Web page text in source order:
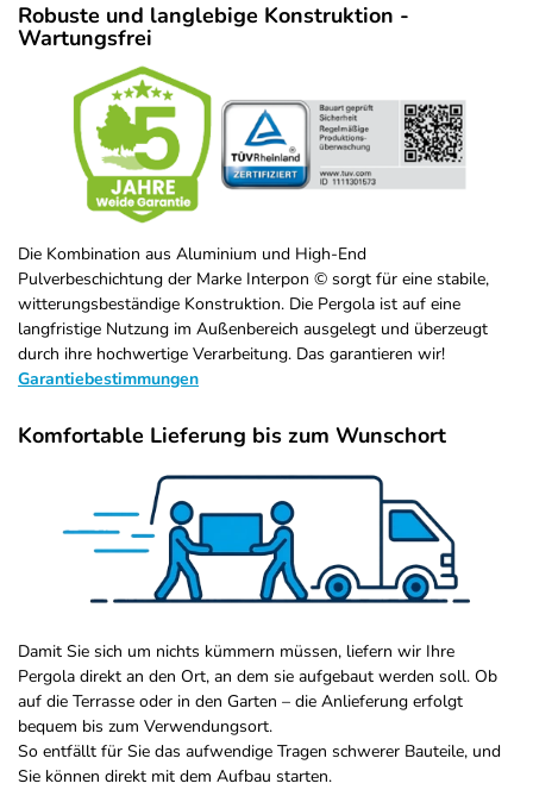
Robuste und langlebige Konstruktion -
Wartungsfrei
Die Kombination aus Aluminium und High-End
Pulverbeschichtung der Marke Interpon © sorgt für eine stabile,
witterungsbeständige Konstruktion. Die Pergola ist auf eine
langfristige Nutzung im Außenbereich ausgelegt und überzeugt
durch ihre hochwertige Verarbeitung. Das garantieren wir!
Garantiebestimmungen
Komfortable Lieferung bis zum Wunschort
Damit Sie sich um nichts kümmern müssen, liefern wir Ihre
Pergola direkt an den Ort, an dem sie aufgebaut werden soll. Ob
auf die Terrasse oder in den Garten – die Anlieferung erfolgt
bequem bis zum Verwendungsort.
So entfällt für Sie das aufwendige Tragen schwerer Bauteile, und
Sie können direkt mit dem Aufbau starten.